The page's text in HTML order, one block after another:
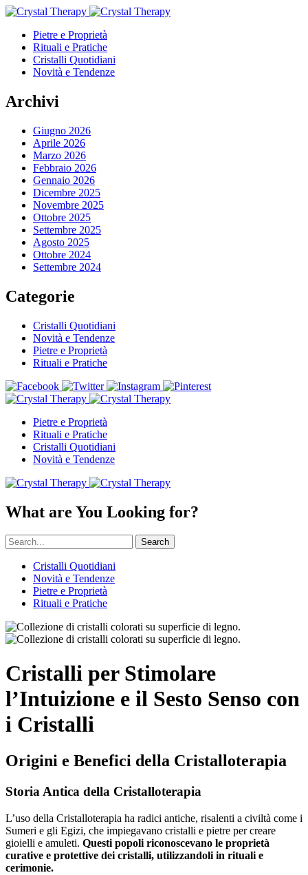
Pietre e Proprietà
Rituali e Pratiche
Cristalli Quotidiani
Novità e Tendenze
Archivi
Giugno 2026
Aprile 2026
Marzo 2026
Febbraio 2026
Gennaio 2026
Dicembre 2025
Novembre 2025
Ottobre 2025
Settembre 2025
Agosto 2025
Ottobre 2024
Settembre 2024
Categorie
Cristalli Quotidiani
Novità e Tendenze
Pietre e Proprietà
Rituali e Pratiche
Pietre e Proprietà
Rituali e Pratiche
Cristalli Quotidiani
Novità e Tendenze
What are You Looking for?
Search
Cristalli Quotidiani
Novità e Tendenze
Pietre e Proprietà
Rituali e Pratiche
Cristalli per Stimolare
l’Intuizione e il Sesto Senso con
i Cristalli
Origini e Benefici della Cristalloterapia
Storia Antica della Cristalloterapia
L’uso della Cristalloterapia ha radici antiche, risalenti a civiltà come i
Sumeri e gli Egizi, che impiegavano cristalli e pietre per creare
gioielli e amuleti. Questi popoli riconoscevano le proprietà
curative e protettive dei cristalli, utilizzandoli in rituali e
cerimonie.